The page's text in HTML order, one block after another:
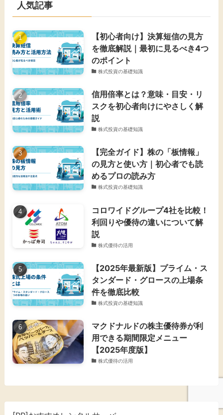
人気記事
【初心者向け】決算短信の見方
を徹底解説｜最初に見るべき4つ
のポイント
株式投資の基礎知識
信用倍率とは？意味・目安・リ
スクを初心者向けにやさしく解
説
株式投資の基礎知識
【完全ガイド】株の「板情報」
の見方と使い方｜初心者でも読
めるプロの読み方
株式投資の基礎知識
コロワイドグループ4社を比較！
利回りや優待の違いについて解
説
株式優待の活用
【2025年最新版】プライム・ス
タンダード・グロースの上場条
件を徹底比較
株式投資の基礎知識
マクドナルドの株主優待券が利
用できる期間限定メニュー
【2025年度版】
株式優待の活用